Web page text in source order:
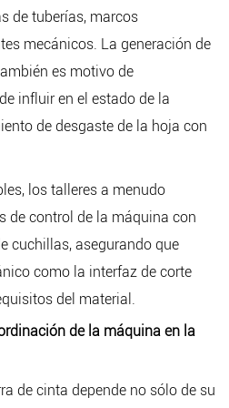
de tuberías, marcos
mecánicos. La generación de
es motivo de
influir en el estado de la
de desgaste de la hoja con
los talleres a menudo
de control de la máquina con
cuchillas, asegurando que
como la interfaz de corte
del material.
de la máquina en la
de cinta depende no sólo de su